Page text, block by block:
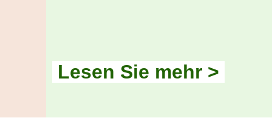
Lesen Sie mehr >